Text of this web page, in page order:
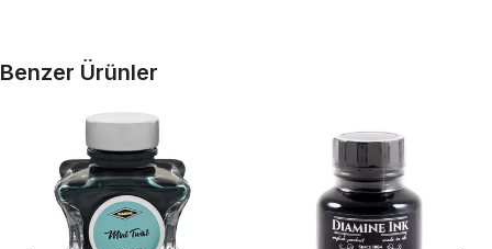
Benzer Ürünler